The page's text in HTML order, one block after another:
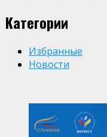
Категории
Избранные
Новости